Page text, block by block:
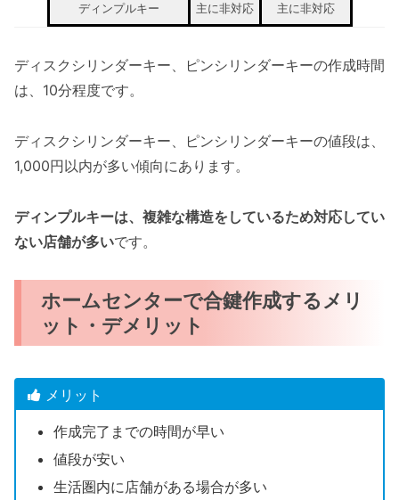
ディンプルキー 主に非対応 主に非対応
ディスクシリンダーキー、ピンシリンダーキーの作成時間
は、10分程度です。
ディスクシリンダーキー、ピンシリンダーキーの値段は、
1,000円以内が多い傾向にあります。
ディンプルキーは、複雑な構造をしているため対応してい
ない店舗が多いです。
ホームセンターで合鍵作成するメリ
ット・デメリット
メリット
作成完了までの時間が早い
値段が安い
生活圏内に店舗がある場合が多い